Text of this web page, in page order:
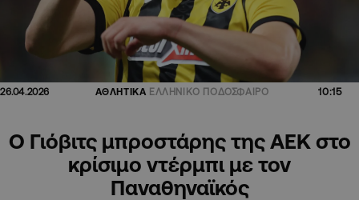
26.04.2026 ΑΘΛΗΤΙΚΑ ΕΛΛΗΝΙΚΟ ΠΟΔΟΣΦΑΙΡΟ 10:15
Ο Γιόβιτς μπροστάρης της ΑΕΚ στο
κρίσιμο ντέρμπι με τον
Παναθηναϊκός